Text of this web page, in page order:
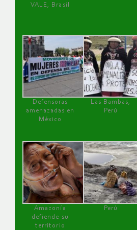
VALE, Brasil
Defensoras
amenazadas en
México
Las Bambas,
Perú
Amazonía
defiende su
territorio
Perú